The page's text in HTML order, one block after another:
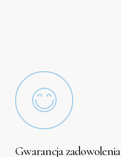
product
Gwarancja zadowolenia